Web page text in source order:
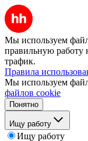
Мы используем
правильную работу
трафик.
Правила
Мы используем
файлов cookie
Понятно
Ищу работу
Ищу работу